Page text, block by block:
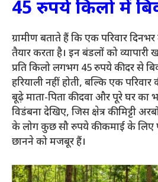
45 रुपये किलो में
ग्रामीण बताते हैं कि एक परिवार
तैयार करता है। इन बंडलों को व्यापारी
प्रति किलो लगभग 45 रुपये की दर से
हरियाली नहीं होती, बल्कि एक
बूढ़े माता-पिता की दवा और पूरे घर का
विडंबना देखिए, जिस क्षेत्र की मिट्टी
के लोग कुछ सौ रुपये की कमाई के लिए
छानने को मजबूर हैं।